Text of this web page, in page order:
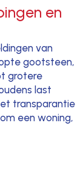
en
van
gootsteen,
grotere
last
transparantie
een woning,